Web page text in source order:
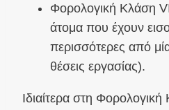
Φορολογική Κλάση
άτομα που έχουν
περισσότερες από
θέσεις εργασίας).
Ιδιαίτερα στη